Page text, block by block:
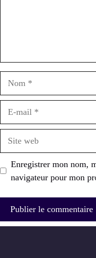
Enregistrer mon nom,
navigateur pour mon